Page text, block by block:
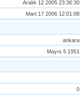
Aralık 12 2005 23:36:30
Mart 17 2006 12:01:08
ankara
Mayıs 5 1951
0